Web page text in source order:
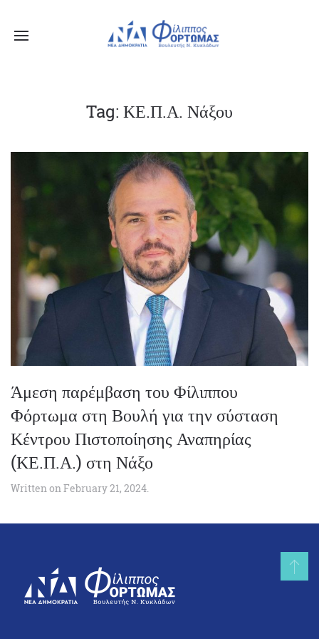
Tag: ΚΕ.Π.Α. Νάξου
Άμεση παρέμβαση του Φίλιππου
Φόρτωμα στη Βουλή για την σύσταση
Κέντρου Πιστοποίησης Αναπηρίας
(ΚΕ.Π.Α.) στη Νάξο
Written onFebruary 21, 2024.